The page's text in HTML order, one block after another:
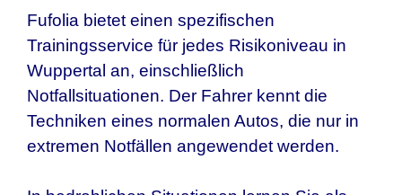
Fufolia bietet einen spezifischen
Trainingsservice für jedes Risikoniveau in
Wuppertal an, einschließlich
Notfallsituationen. Der Fahrer kennt die
Techniken eines normalen Autos, die nur in
extremen Notfällen angewendet werden.